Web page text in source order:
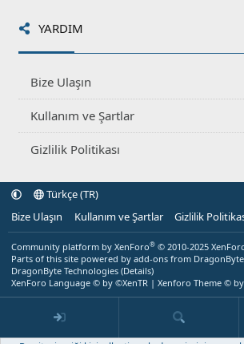
YARDIM
Bize Ulaşın
Kullanım ve Şartlar
Gizlilik Politikası
Türkçe (TR)
Bize Ulaşın
Kullanım ve Şartlar Gizlilik
Community platform by XenForo® © 2010-2025
Parts of this site powered by add-ons from
DragonByte Technologies (Details)
XenForo Language © by ©XenTR | Xenforo Theme © by